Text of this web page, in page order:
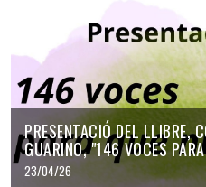
PRESENTACIÓ DEL LLIBRE,
GUARINO, "146 VOCES
23/04/26